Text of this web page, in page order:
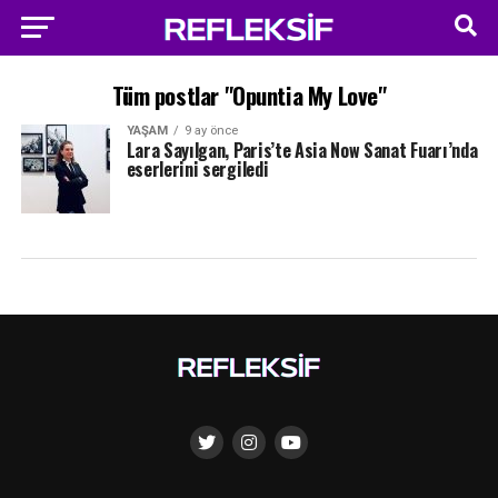
Tüm postlar "Opuntia My Love"
YAŞAM 9 ay önce
Lara Sayılgan, Paris’te Asia Now Sanat Fuarı’nda
eserlerini sergiledi